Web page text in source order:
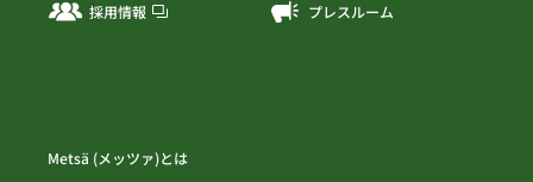
採用情報 プレスルーム
Metsä (メッツァ)とは